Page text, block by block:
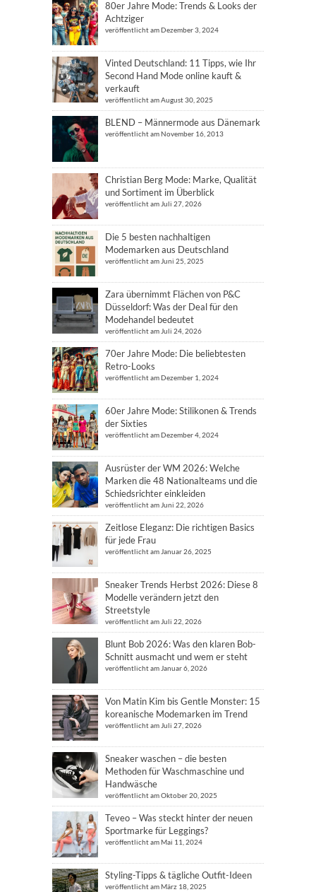
80er Jahre Mode: Trends & Looks der
Achtziger
veröffentlicht am Dezember 3, 2024
Vinted Deutschland: 11 Tipps, wie Ihr
Second Hand Mode online kauft &
verkauft
veröffentlicht am August 30, 2025
BLEND – Männermode aus Dänemark
veröffentlicht am November 16, 2013
Christian Berg Mode: Marke, Qualität
und Sortiment im Überblick
veröffentlicht am Juli 27, 2026
Die 5 besten nachhaltigen
Modemarken aus Deutschland
veröffentlicht am Juni 25, 2025
Zara übernimmt Flächen von P&C
Düsseldorf: Was der Deal für den
Modehandel bedeutet
veröffentlicht am Juli 24, 2026
70er Jahre Mode: Die beliebtesten
Retro-Looks
veröffentlicht am Dezember 1, 2024
60er Jahre Mode: Stilikonen & Trends
der Sixties
veröffentlicht am Dezember 4, 2024
Ausrüster der WM 2026: Welche
Marken die 48 Nationalteams und die
Schiedsrichter einkleiden
veröffentlicht am Juni 22, 2026
Zeitlose Eleganz: Die richtigen Basics
für jede Frau
veröffentlicht am Januar 26, 2025
Sneaker Trends Herbst 2026: Diese 8
Modelle verändern jetzt den
Streetstyle
veröffentlicht am Juli 22, 2026
Blunt Bob 2026: Was den klaren Bob-
Schnitt ausmacht und wem er steht
veröffentlicht am Januar 6, 2026
Von Matin Kim bis Gentle Monster: 15
koreanische Modemarken im Trend
veröffentlicht am Juli 27, 2026
Sneaker waschen – die besten
Methoden für Waschmaschine und
Handwäsche
veröffentlicht am Oktober 20, 2025
Teveo – Was steckt hinter der neuen
Sportmarke für Leggings?
veröffentlicht am Mai 11, 2024
Styling-Tipps & tägliche Outfit-Ideen
veröffentlicht am März 18, 2025